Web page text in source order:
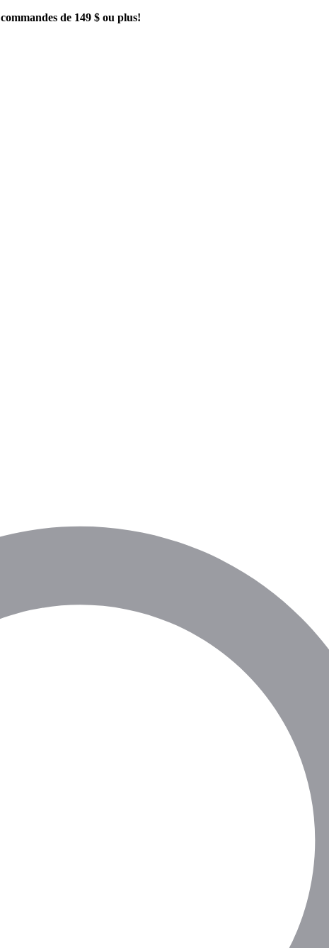
de 149 $ ou plus!